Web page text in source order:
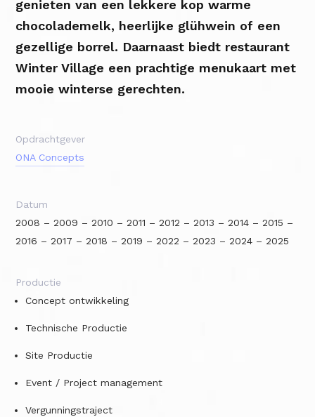
genieten van een lekkere kop warme
chocolademelk, heerlijke glühwein of een
gezellige borrel. Daarnaast biedt restaurant
Winter Village een prachtige menukaart met
mooie winterse gerechten.
Opdrachtgever
ONA Concepts
Datum
2008 – 2009 – 2010 – 2011 – 2012 – 2013 – 2014 – 2015 –
2016 – 2017 – 2018 – 2019 – 2022 – 2023 – 2024 – 2025
Productie
Concept ontwikkeling
Technische Productie
Site Productie
Event / Project management
Vergunningstraject